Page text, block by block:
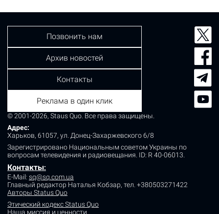
© 2001-2026, Staus Quo. Все права защищены.
Адрес:
Харьков, 61057, ул. Донец-Захаржевского 6/8
Зарегистрировано Национальным советом Украины по
вопросам телевидения и радиовещания. ID: R 40-06013.
Контакты:
E-Mail: sq@sq.com.ua
Главный редактор Наталья Кобзар, тел. +380503271422
Авторы Status Quo
Этический кодекс Status Quo
Наша миссия и ценности
Позвонить нам
Архив новостей
Контакты
Реклама в один клик